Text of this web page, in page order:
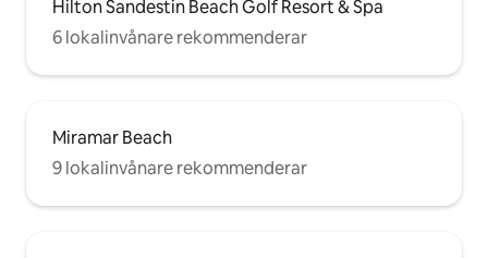
Hilton Sandestin Beach Golf Resort & Spa
6 lokalinvånare rekommenderar
Miramar Beach
9 lokalinvånare rekommenderar